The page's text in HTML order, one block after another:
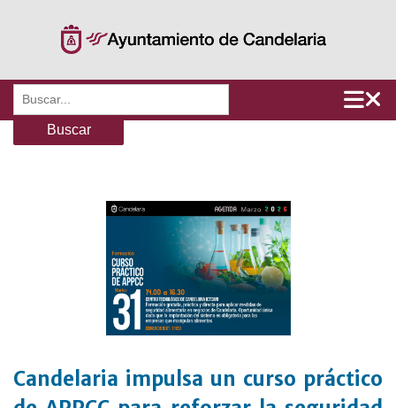
Buscar:
Candelaria impulsa un curso práctico